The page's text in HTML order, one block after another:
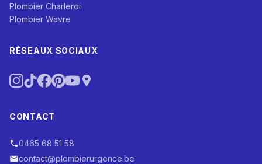
Plombier Charleroi
Plombier Wavre
RÉSEAUX SOCIAUX
CONTACT
0465 68 51 58
contact@plombierurgence.be